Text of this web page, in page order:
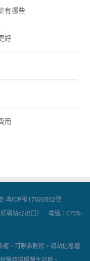
有哪些
好
用
:粵ICP備17020562號
紅嶺站c2出口） 電話：0755-
，可聯系刪除。網站信息僅
醫請遵照醫生診斷。